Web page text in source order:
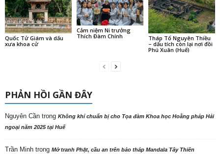
Quốc Tử Giám và dấu
xưa khoa cử
Cảm niệm Ni trưởng
Thích Đàm Chính
Tháp Tổ Nguyên Thiều
– dấu tích còn lại nơi đồi
Phú Xuân (Huế)
PHẢN HỒI GẦN ĐÂY
Nguyên Cần trong Không khí chuẩn bị cho Tọa đàm Khoa học Hoằng pháp Hải
ngoại năm 2025 tại Huế
Trần Minh trong Mở tranh Phật, cầu an trên bảo tháp Mandala Tây Thiên